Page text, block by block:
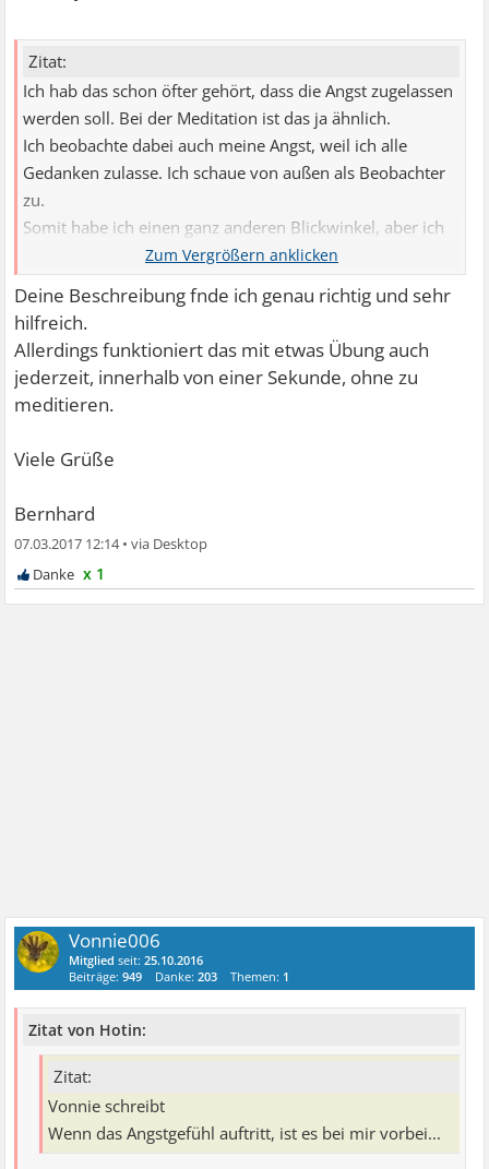
Zitat:
Ich hab das schon öfter gehört, dass die Angst zugelassen
werden soll. Bei der Meditation ist das ja ähnlich.
Ich beobachte dabei auch meine Angst, weil ich alle
Gedanken zulasse. Ich schaue von außen als Beobachter
zu.
Somit habe ich einen ganz anderen Blickwinkel, aber ich
distanziere mich damit von mir.
Deine Beschreibung fnde ich genau richtig und sehr
hilfreich.
Allerdings funktioniert das mit etwas Übung auch
jederzeit, innerhalb von einer Sekunde, ohne zu
meditieren.
Viele Grüße
Bernhard
07.03.2017 12:14•
x 1
Vonnie006
Mitglied seit:25.10.2016
Beiträge:949 Danke:203 Themen: 1
Zitat von Hotin:
Zitat:
Vonnie schreibt
Wenn das Angstgefühl auftritt, ist es bei mir vorbei...